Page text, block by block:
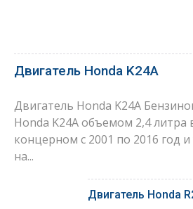
Двигатель Honda K24A
Двигатель Honda K24A
Honda K24A объемом 2,4 литра
концерном с 2001 по 2016 год и
на...
Двигатель Honda